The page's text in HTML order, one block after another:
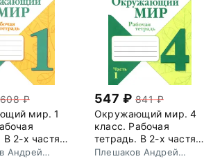
608
мир. 1
В 2-х частях.
ФГОС
Андрей
547
841
Окружающий мир. 4
класс. Рабочая
тетрадь. В 2-х частях.
Часть 1
Плешаков Андрей